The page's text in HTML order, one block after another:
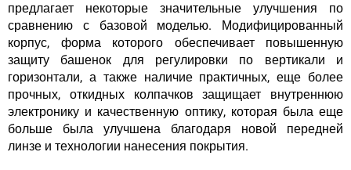
предлагает некоторые значительные улучшения по
сравнению с базовой моделью. Модифицированный
корпус, форма которого обеспечивает повышенную
защиту башенок для регулировки по вертикали и
горизонтали, а также наличие практичных, еще более
прочных, откидных колпачков защищает внутреннюю
электронику и качественную оптику, которая была еще
больше была улучшена благодаря новой передней
линзе и технологии нанесения покрытия.